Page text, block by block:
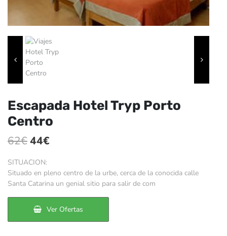
Escapada Hotel Tryp Porto
Centro
62€El
precio
original
era:
62€.
44€
actual
es:
44€.
SITUACION:
Situado en pleno centro de la urbe, cerca de la conocida calle
Santa Catarina un genial sitio para salir de com
Ver Ofertas